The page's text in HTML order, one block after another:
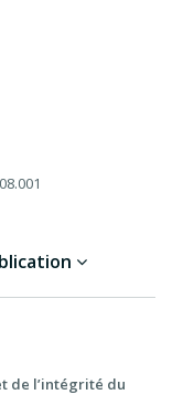
de l’intégrité du